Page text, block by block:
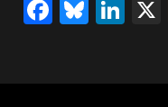
F
Bl
Li